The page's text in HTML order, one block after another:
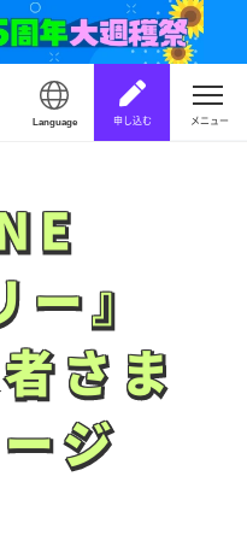
Language 申し込む メニュー
』
さま
ジ
』
さま
ジ